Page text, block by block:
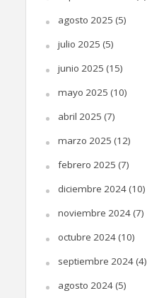
agosto 2025 (5)
julio 2025 (5)
junio 2025 (15)
mayo 2025 (10)
abril 2025 (7)
marzo 2025 (12)
febrero 2025 (7)
diciembre 2024(10)
noviembre 2024(7)
octubre 2024(10)
septiembre 2024(4)
agosto 2024(5)